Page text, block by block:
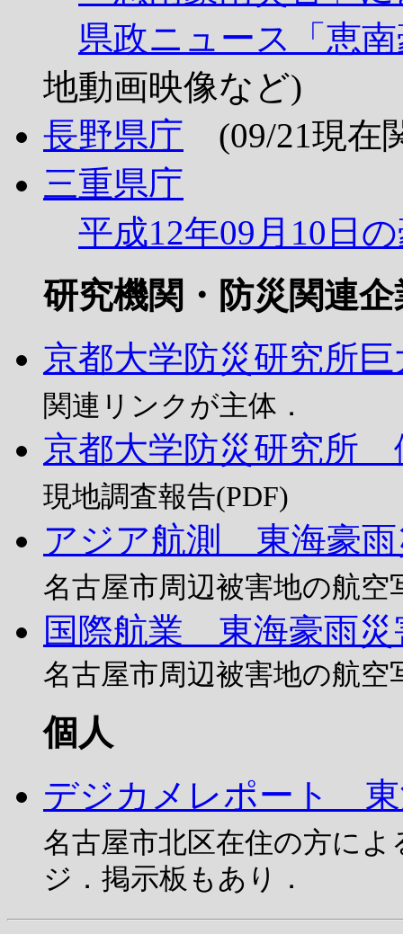
県政ニュース「恵
地動画映像など)
長野県庁 (09/21現在
三重県庁
平成12年09月10日
研究機関・防災関連企
京都大学防災研究所
関連リンクが主体．
京都大学防災研究所
現地調査報告(PDF)
アジア航測 東海豪雨
名古屋市周辺被害地の航空
国際航業 東海豪雨災
名古屋市周辺被害地の航空
個人
デジカメレポート 東
名古屋市北区在住の方に
ジ．掲示板もあり．